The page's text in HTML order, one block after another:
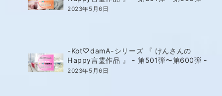
2023年5月6日
-Kot♡damA-シリーズ 『 けんさんの
Happy言霊作品 』 - 第501弾〜第600弾 -
2023年5月6日